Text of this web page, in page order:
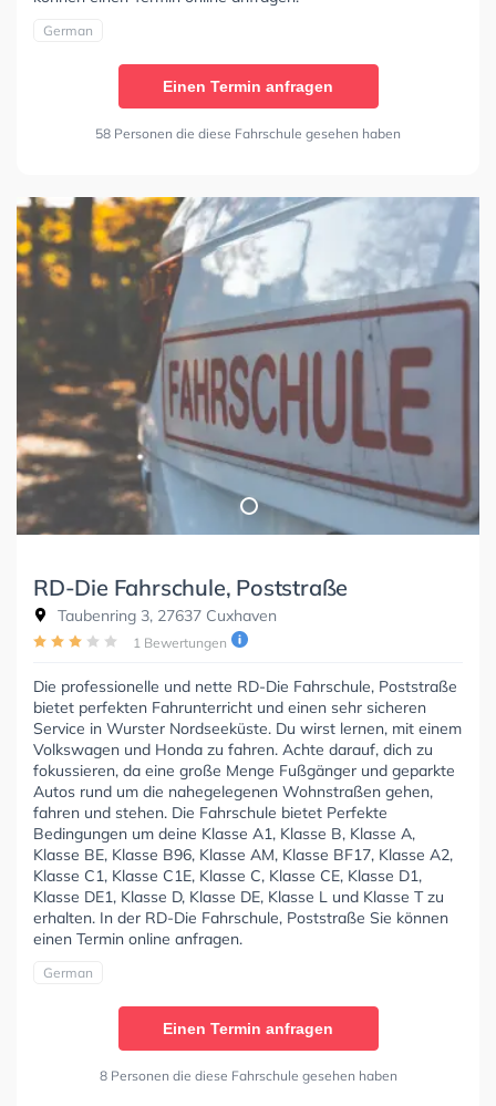
German
Einen Termin anfragen
58 Personen die diese Fahrschule gesehen haben
RD-Die Fahrschule, Poststraße
Taubenring 3, 27637 Cuxhaven
1 Bewertungen
Die professionelle und nette RD-Die Fahrschule, Poststraße
bietet perfekten Fahrunterricht und einen sehr sicheren
Service in Wurster Nordseeküste. Du wirst lernen, mit einem
Volkswagen und Honda zu fahren. Achte darauf, dich zu
fokussieren, da eine große Menge Fußgänger und geparkte
Autos rund um die nahegelegenen Wohnstraßen gehen,
fahren und stehen. Die Fahrschule bietet Perfekte
Bedingungen um deine Klasse A1, Klasse B, Klasse A,
Klasse BE, Klasse B96, Klasse AM, Klasse BF17, Klasse A2,
Klasse C1, Klasse C1E, Klasse C, Klasse CE, Klasse D1,
Klasse DE1, Klasse D, Klasse DE, Klasse L und Klasse T zu
erhalten. In der RD-Die Fahrschule, Poststraße Sie können
einen Termin online anfragen.
German
Einen Termin anfragen
8 Personen die diese Fahrschule gesehen haben